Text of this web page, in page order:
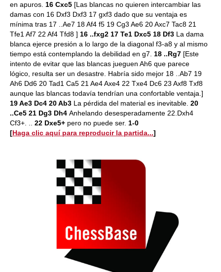
en apuros. 16 Cxc5 [Las blancas no quieren intercambiar las
damas con 16 Dxf3 Dxf3 17 gxf3 dado que su ventaja es
mínima tras 17 ..Ae7 18 Af4 f5 19 Cg3 Ae6 20 Axc7 Tac8 21
Tfe1 Af7 22 Af4 Tfd8 ] 16 ..fxg2 17 Te1 Dxc5 18 Df3 La dama
blanca ejerce presión a lo largo de la diagonal f3-a8 y al mismo
tiempo está contemplando la debilidad en g7. 18 ..Rg7 [Este
intento de evitar que las blancas jueguen Ah6 que parece
lógico, resulta ser un desastre. Habría sido mejor 18 ..Ab7 19
Ah6 Dd6 20 Tad1 Ca5 21 Ae4 Axe4 22 Txe4 Dc6 23 Axf8 Txf8
aunque las blancas todavía tendrían una confortable ventaja.]
19 Ae3 Dc4 20 Ab3 La pérdida del material es inevitable. 20
..Ce5 21 Dg3 Dh4 Anhelando desesperadamente 22.Dxh4
Cf3+. .. 22 Dxe5+ pero no puede ser. 1-0
[Haga clic aquí para reproducir la partida...]